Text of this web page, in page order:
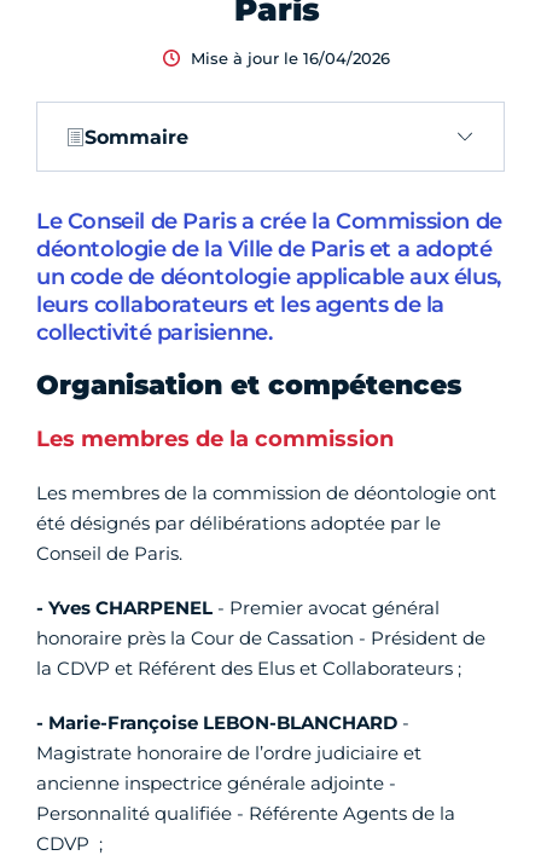
Paris
Mise à jour le 16/04/2026
Sommaire
Le Conseil de Paris a crée la Commission de
déontologie de la Ville de Paris et a adopté
un code de déontologie applicable aux élus,
leurs collaborateurs et les agents de la
collectivité parisienne.
Organisation et compétences
Les membres de la commission
Les membres de la commission de déontologie ont
été désignés par délibérations adoptée par le
Conseil de Paris.
- Yves CHARPENEL - Premier avocat général
honoraire près la Cour de Cassation - Président de
la CDVP et Référent des Elus et Collaborateurs ;
- Marie-Françoise LEBON-BLANCHARD -
Magistrate honoraire de l’ordre judiciaire et
ancienne inspectrice générale adjointe -
Personnalité qualifiée - Référente Agents de la
CDVP ;